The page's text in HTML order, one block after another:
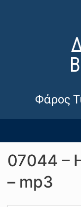
Φάρος
07044 –
– mp3